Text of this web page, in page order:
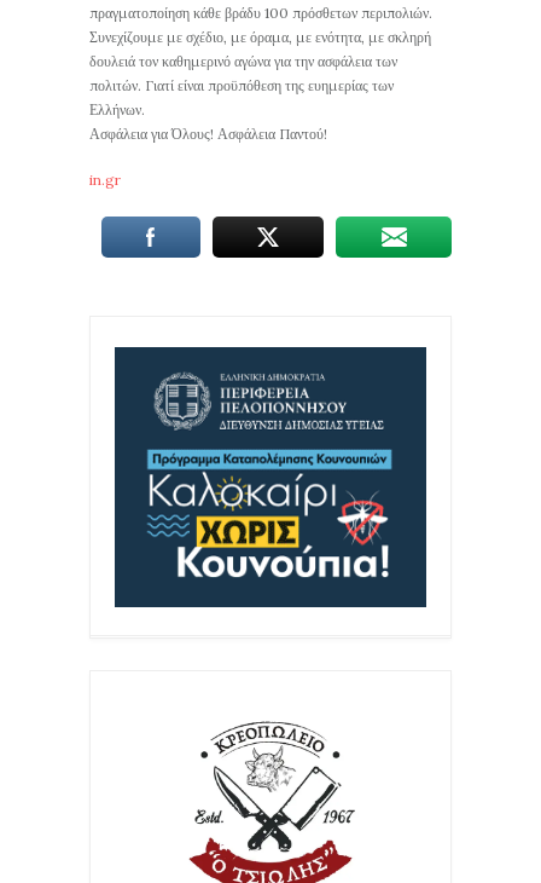
πραγματοποίηση κάθε βράδυ 100 πρόσθετων περιπολιών.
Συνεχίζουμε με σχέδιο, με όραμα, με ενότητα, με σκληρή
δουλειά τον καθημερινό αγώνα για την ασφάλεια των
πολιτών. Γιατί είναι προϋπόθεση της ευημερίας των
Ελλήνων.
Ασφάλεια για Όλους! Ασφάλεια Παντού!
in.gr